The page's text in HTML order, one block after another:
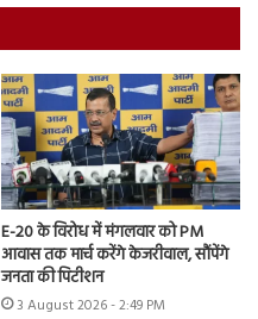
E-20 के विरोध में मंगलवार को PM
आवास तक मार्च करेंगे केजरीवाल, सौंपेंगे
जनता की पिटीशन
3 August 2026 - 2:49 PM